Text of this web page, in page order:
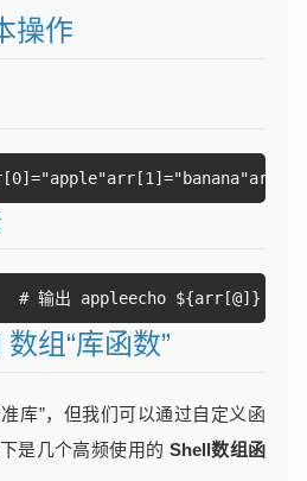
操作
出 appleecho ${arr[@]}      #
组“库函数”
库”，但我们可以通过自定义函
是几个高频使用的 Shell数组函